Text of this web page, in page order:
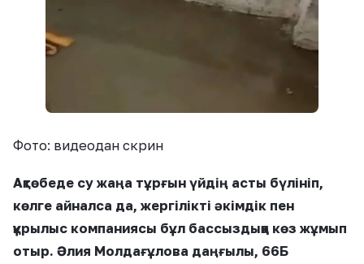
Фото: видеодан скрин
Ақтөбеде су жаңа тұрғын үйдің асты бүлініп,
көлге айналса да, жергілікті әкімдік пен
құрылыс компаниясы бұл бассыздыққа көз жұмып
отыр. Әлия Молдағұлова даңғылы, 66Б